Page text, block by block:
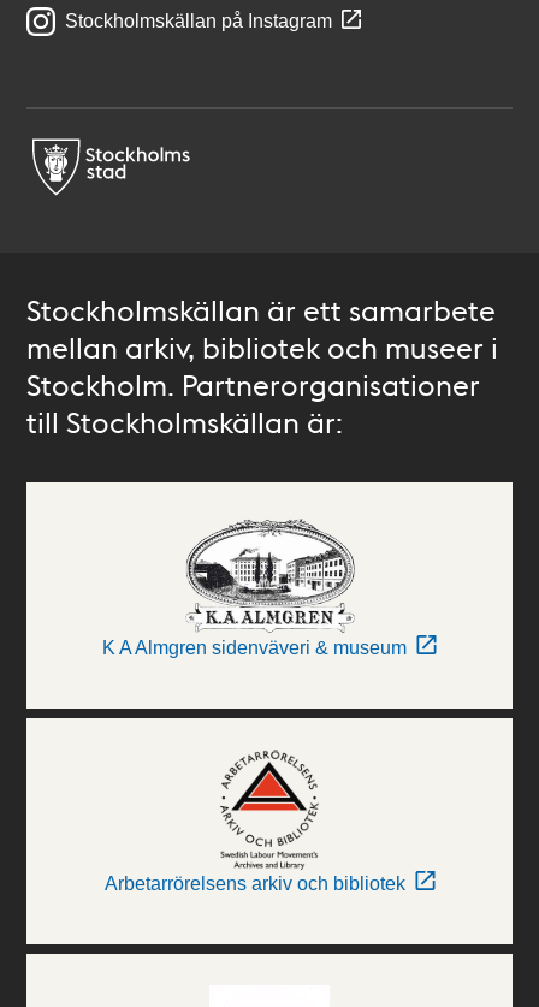
Stockholmskällan på Instagram
Stockholmskällan är ett samarbete
mellan arkiv, bibliotek och museer i
Stockholm. Partnerorganisationer
till Stockholmskällan är:
K A Almgren sidenväveri & museum
Arbetarrörelsens arkiv och bibliotek